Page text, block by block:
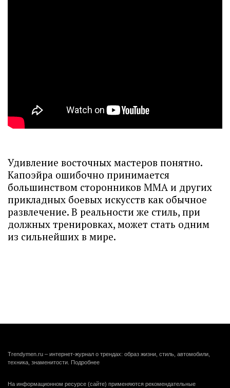
Удивление восточных мастеров понятно.
Капоэйра ошибочно принимается
большинством сторонников ММА и других
прикладных боевых искусств как обычное
развлечение. В реальности же стиль, при
должных тренировках, может стать одним
из сильнейших в мире.
Trendymen.ru – интернет-журнал о трендах: образ жизни, стиль, автомобили,
техника, знаменитости. Подробнее
На информационном ресурсе (сайте) применяются рекомендательные